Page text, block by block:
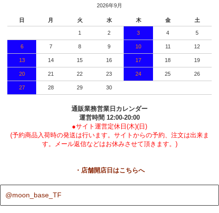
2026年9月
日 月 火 水 木 金 土
1 2 3 4 5
6 7 8 9 10 11 12
13 14 15 16 17 18 19
20 21 22 23 24 25 26
27 28 29 30
通販業務営業日カレンダー
運営時間 12:00-20:00
●サイト運営定休日(木)(日)
(予約商品入荷時の発送は行います。サイトからの予約、注文は出来ま
す。メール返信などはお休みさせて頂きます。)
・店舗開店日はこちらへ
@moon_base_TF